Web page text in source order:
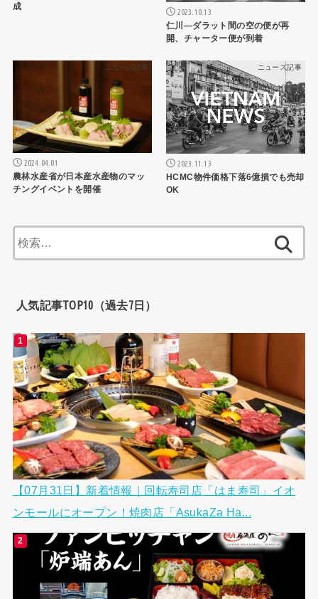
成
2023.10.13
仁川―ダラット間の空の便が再
開、チャーター便が到着
ニュース記事
2024.04.01
農林水産省が日本産水産物のマッ
チングイベントを開催
ニュース記事
2023.11.13
HCMC物件価格下落6億損でも売却
OK
索:
人気記事TOP10（過去7日）
【07月31日】新着情報｜回転寿司店「はま寿司」イオ
ンモールにオープン！焼肉店「AsukaZa Ha...